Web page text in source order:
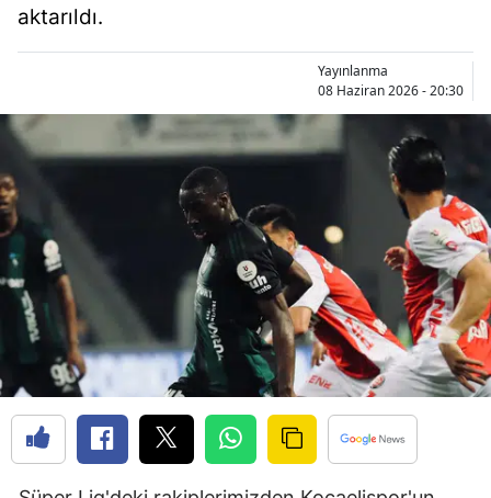
Burdur
Çanakkale
Çorum
Denizli
Diyarbakır
Edirne
Elazığ
aktarıldı.
Yayınlanma
08 Haziran 2026 - 20:30